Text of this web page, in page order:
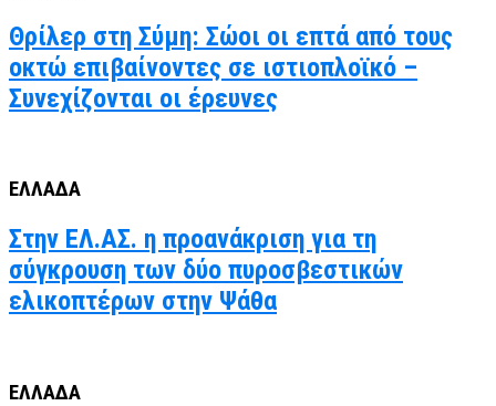
Θρίλερ στη Σύμη: Σώοι οι επτά από τους
οκτώ επιβαίνοντες σε ιστιοπλοϊκό –
Συνεχίζονται οι έρευνες
ΕΛΛΑΔΑ
Στην ΕΛ.ΑΣ. η προανάκριση για τη
σύγκρουση των δύο πυροσβεστικών
ελικοπτέρων στην Ψάθα
ΕΛΛΑΔΑ